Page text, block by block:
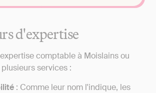
d'expertise
comptable à Moislains ou
services :
: Comme leur nom l'indique, les